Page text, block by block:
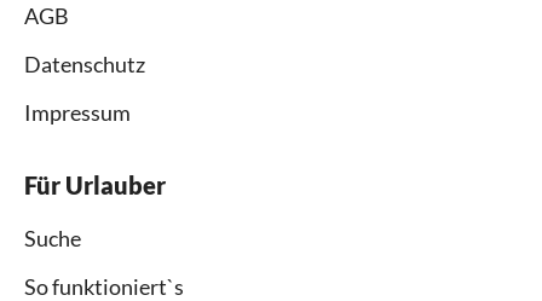
AGB
Datenschutz
Impressum
Für Urlauber
Suche
So funktioniert`s